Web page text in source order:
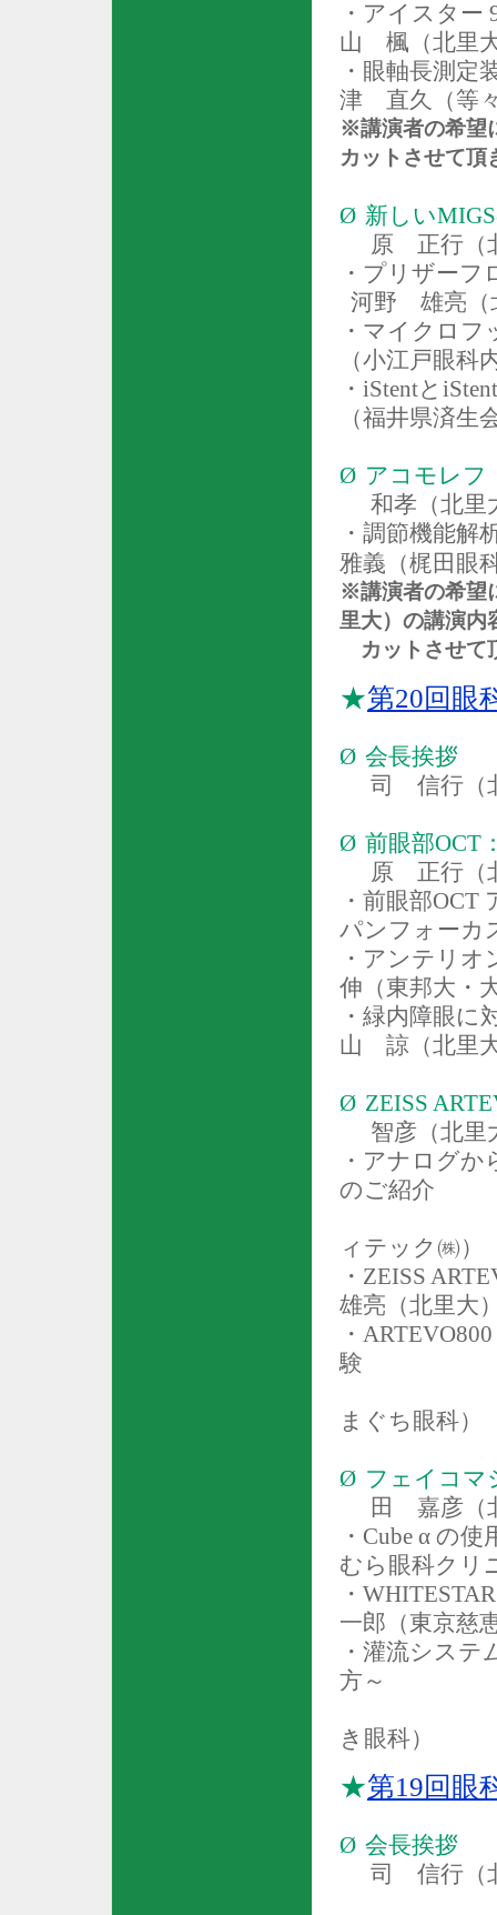
・アイスター
山 楓（北里
・眼軸長測定
津 直久（等
※講演者の希望
カットさせて頂
Ø 新しいMIGS
原 正行（
・プリザーフ
河野 雄亮（
・マイクロフ
（小江戸眼科
・ iStentと
（福井県済生
Ø アコモレフ
和孝（北里
・調節機能解
雅義（梶田眼
※講演者の希望
里大）の講演内
カットさせて
★第20回眼
Ø 会長挨拶
司 信行（
Ø 前眼部OCT
原 正行（
・前眼部OCT
パンフォーカ
・アンテリオ
伸（東邦大・
・緑内障眼
山 諒（北里
Ø ZEISS
智彦（北里
・アナログ
のご紹介
ィテック㈱）
・ ZEISS
雄亮（北里大
・
験
まぐち眼科）
Ø フェイコマ
田 嘉彦（
・ Cube α の使
むら眼科クリ
・
一郎（東京慈
・灌流システ
方～
き眼科）
★第19回眼
Ø 会長挨拶
司 信行（